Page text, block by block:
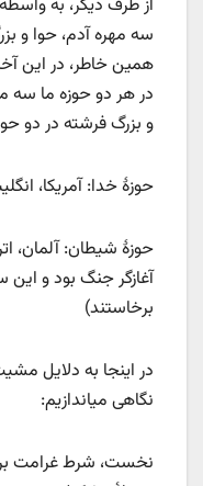
از طرف دیگر، به
سه مهره آدم، حوا و
همین خاطر، در این
در هر دو حوزه ما سه
و بزرگ فرشته در دو
حوزۀ خدا: آمریکا،
حوزۀ شیطان: آلمان،
آغازگر جنگ بود و این
برخاستند)
در اینجا به دلایل
نگاهی میاندازیم:
نخست، شرط غرامت